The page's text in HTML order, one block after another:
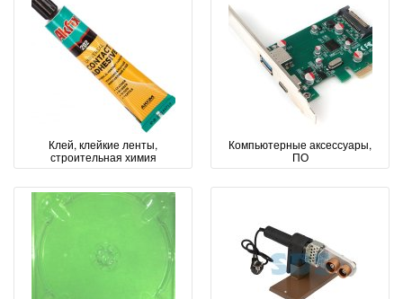
Клей, клейкие ленты,
строительная химия
Компьютерные аксессуары,
ПО